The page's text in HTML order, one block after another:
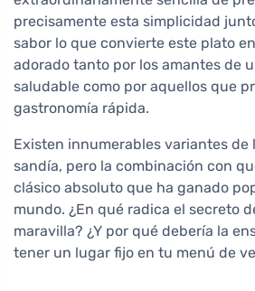
precisamente esta simplicidad
sabor lo que convierte este plato
adorado tanto por los amantes de
saludable como por aquellos que
gastronomía rápida.
Existen innumerables variantes de
sandía, pero la combinación con
clásico absoluto que ha ganado
mundo. ¿En qué radica el secreto
maravilla? ¿Y por qué debería la
tener un lugar fijo en tu menú de